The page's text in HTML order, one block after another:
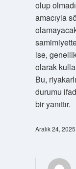
olup
amacıyla
ise,
olarak
Bu,
durumu
bir yanıttır.
Aralık 24, 2025